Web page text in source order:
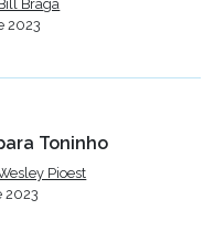
Braga
2023
Toninho
Pioest
2023